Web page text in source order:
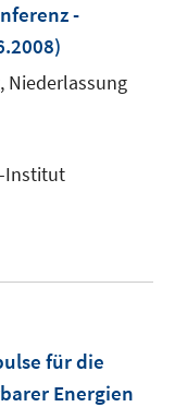
-
Niederlassung
Institut
für die
Energien